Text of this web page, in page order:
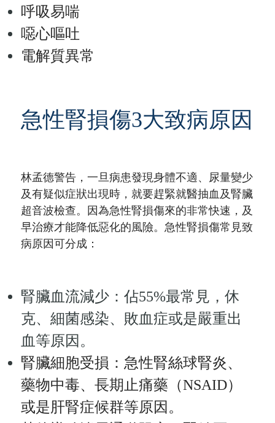
呼吸易喘
噁心嘔吐
電解質異常
急性腎損傷3大致病原因
林孟德警告，一旦病患發現身體不適、尿量變少
及有疑似症狀出現時，就要趕緊就醫抽血及腎臟
超音波檢查。因為急性腎損傷來的非常快速，及
早治療才能降低惡化的風險。急性腎損傷常見致
病原因可分成：
腎臟血流減少：佔55%最常見，休
克、細菌感染、敗血症或是嚴重出
血等原因。
腎臟細胞受損：急性腎絲球腎炎、
藥物中毒、長期止痛藥（NSAID）
或是肝腎症候群等原因。